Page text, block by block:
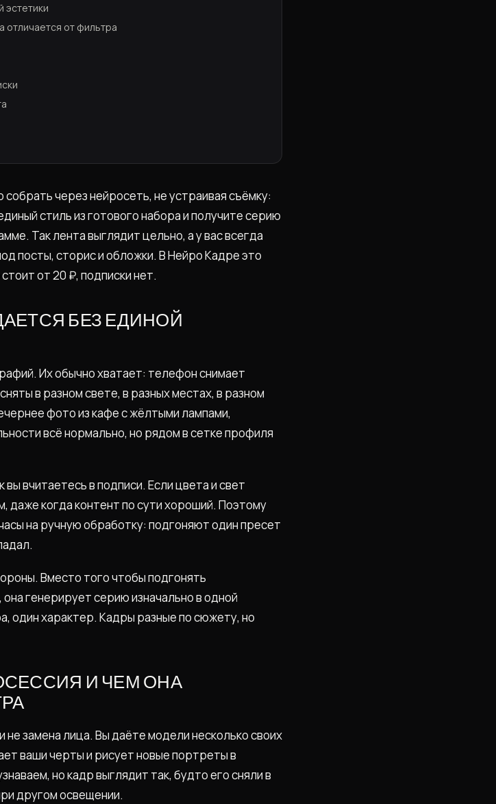
эстетики
отличается от фильтра
через нейросеть, не устраивая съёмку:
стиль из готового набора и получите серию
Так лента выглядит цельно, а у вас всегда
посты, сторис и обложки. В Нейро Кадре это
от 20 ₽, подписки нет.
БЕЗ ЕДИНОЙ
Их обычно хватает: телефон снимает
в разном свете, в разных местах, в разном
фото из кафе с жёлтыми лампами,
всё нормально, но рядом в сетке профиля
вчитаетесь в подписи. Если цвета и свет
даже когда контент по сути хороший. Поэтому
на ручную обработку: подгоняют один пресет
Вместо того чтобы подгонять
генерирует серию изначально в одной
один характер. Кадры разные по сюжету, но
И ЧЕМ ОНА
замена лица. Вы даёте модели несколько своих
ваши черты и рисует новые портреты в
но кадр выглядит так, будто его сняли в
другом освещении.